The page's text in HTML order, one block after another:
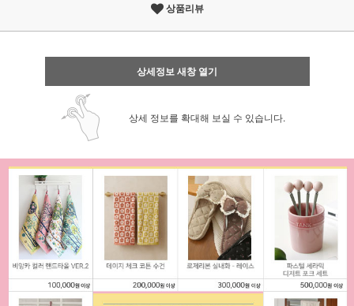
상품리뷰
상세정보 새창 열기
상세 정보를 확대해 보실 수 있습니다.